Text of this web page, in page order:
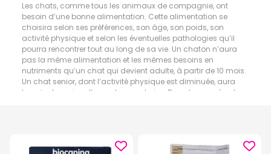
Les chats, comme tous les animaux de compagnie, ont
besoin d’une bonne alimentation. Cette alimentation se
choisira selon ses préférences, son âge, son poids, son
activité physique et selon les éventuelles pathologies qu’il
pourra rencontrer tout au long de sa vie. Un chaton n’aura
pas la même alimentation et les mêmes besoins en
nutriments qu’un chat qui devient adulte, à partir de 10 mois.
Un chat senior, dont l’activité physique est diminuée, aura
besoin de moins d’apports en calories. Dans le cas où votre